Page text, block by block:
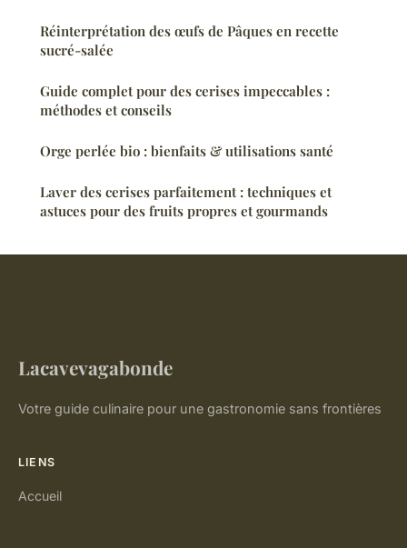
Réinterprétation des œufs de Pâques en recette
sucré-salée
Guide complet pour des cerises impeccables :
méthodes et conseils
Orge perlée bio : bienfaits & utilisations santé
Laver des cerises parfaitement : techniques et
astuces pour des fruits propres et gourmands
Lacavevagabonde
Votre guide culinaire pour une gastronomie sans frontières
LIENS
Accueil